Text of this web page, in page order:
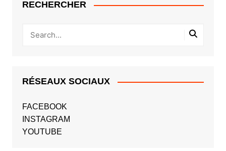
RECHERCHER
RÉSEAUX SOCIAUX
FACEBOOK
INSTAGRAM
YOUTUBE